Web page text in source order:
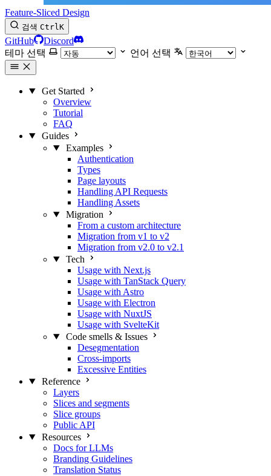
Feature-Sliced Design
검색 CtrlK
GitHub
Discord
테마 선택
언어 선택
Get Started
Overview
Tutorial
FAQ
Guides
Examples
Authentication
Types
Page layouts
Handling API Requests
Handling Assets
Migration
From a custom architecture
Migration from v1 to v2
Migration from v2.0 to v2.1
Tech
Usage with Next.js
Usage with TanStack Query
Usage with Astro
Usage with Electron
Usage with NuxtJS
Usage with SvelteKit
Code smells & Issues
Desegmentation
Cross-imports
Excessive Entities
Reference
Layers
Slices and segments
Slice groups
Public API
Resources
Docs for LLMs
Branding Guidelines
Translation Status